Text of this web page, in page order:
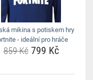
mikina s potiskem hry
- ideální pro hráče
859 Kč799 Kč